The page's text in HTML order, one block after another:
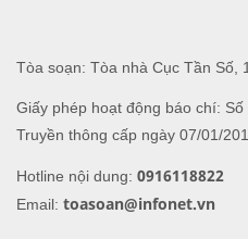
Tòa soạn: Tòa nhà Cục Tần Số,
Giấy phép hoạt động báo chí:
Truyền thông cấp ngày 07/01/
Hotline nội dung: 0916118822
Email: toasoan@infonet.vn